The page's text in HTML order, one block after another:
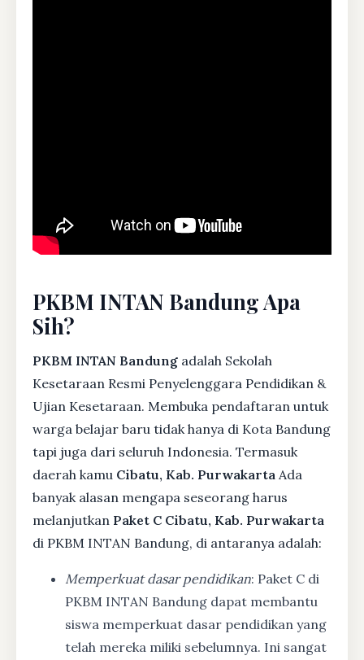
PKBM INTAN Bandung Apa
Sih?
PKBM INTAN Bandung adalah Sekolah
Kesetaraan Resmi Penyelenggara Pendidikan &
Ujian Kesetaraan. Membuka pendaftaran untuk
warga belajar baru tidak hanya di Kota Bandung
tapi juga dari seluruh Indonesia. Termasuk
daerah kamu Cibatu, Kab. Purwakarta Ada
banyak alasan mengapa seseorang harus
melanjutkan Paket C Cibatu, Kab. Purwakarta
di PKBM INTAN Bandung, di antaranya adalah:
Memperkuat dasar pendidikan: Paket C di
PKBM INTAN Bandung dapat membantu
siswa memperkuat dasar pendidikan yang
telah mereka miliki sebelumnya. Ini sangat